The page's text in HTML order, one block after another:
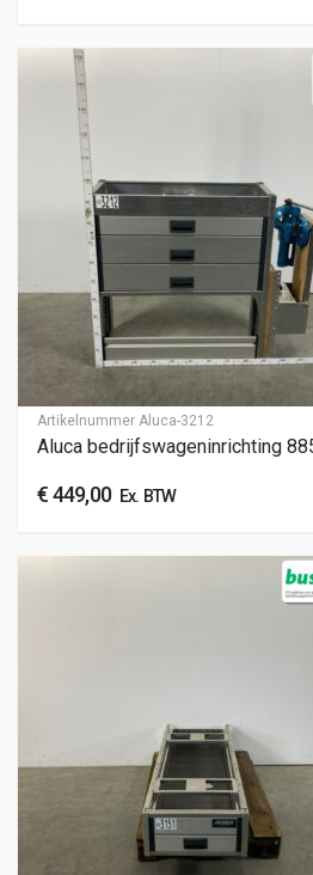
Artikelnummer Aluca-3212
Aluca bedrijfswageninrichting
€449,00Ex. BTW